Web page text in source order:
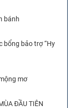
bánh
bổng bảo trợ “Hy
mơ
ĐẦU TIÊN